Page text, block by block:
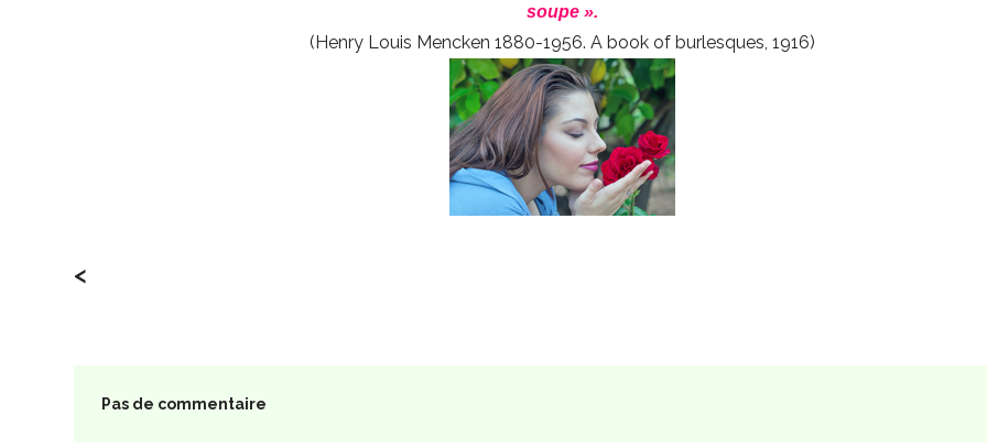
soupe ».
(Henry Louis Mencken 1880-1956. A book of burlesques, 1916)
<
Pas de commentaire